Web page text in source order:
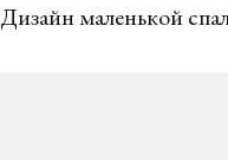
Дизайн маленькой